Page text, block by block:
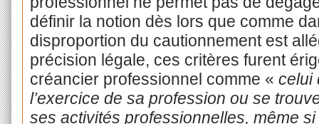
définir la notion dès lors que comme
disproportion du cautionnement est
précision légale, ces critères furent
créancier professionnel comme « celui
l’exercice de sa profession ou se
ses activités professionnelles, même